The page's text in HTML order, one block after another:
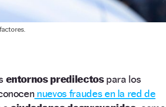
entornos predilectospara los
nuevos fraudes en la red de